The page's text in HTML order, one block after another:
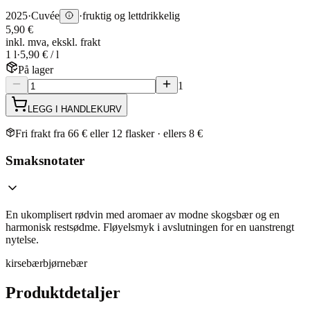
2025·Cuvée ·fruktig og lettdrikkelig
5,90 €
inkl. mva, ekskl. frakt
1 l·5,90 € / l
På lager
1
LEGG I HANDLEKURV
Fri frakt fra 66 € eller 12 flasker · ellers 8 €
Smaksnotater
En ukomplisert rødvin med aromaer av modne skogsbær og en
harmonisk restsødme. Fløyelsmyk i avslutningen for en uanstrengt
nytelse.
kirsebærbjørnebær
Produktdetaljer